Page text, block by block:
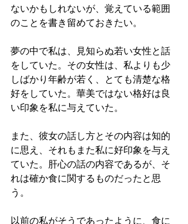
ないかもしれないが、覚えている範囲
のことを書き留めておきたい。
夢の中で私は、見知らぬ若い女性と話
をしていた。その女性は、私よりも少
しばかり年齢が若く、とても清楚な格
好をしていた。華美ではない格好は良
い印象を私に与えていた。
また、彼女の話し方とその内容は知的
に思え、それもまた私に好印象を与え
ていた。肝心の話の内容であるが、そ
れは確か食に関するものだったと思
う。
以前の私がそうであったように、食に